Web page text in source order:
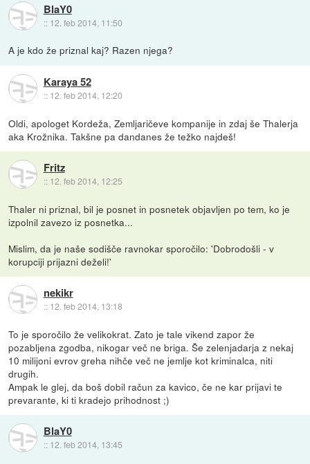
BlaY0
:: 12. feb 2014, 11:50
A je kdo že priznal kaj? Razen njega?
Karaya 52
:: 12. feb 2014, 12:20
Oldi, apologet Kordeža, Zemljaričeve kompanije in zdaj še Thalerja
aka Krožnika. Takšne pa dandanes že težko najdeš!
Fritz
:: 12. feb 2014, 12:25
Thaler ni priznal, bil je posnet in posnetek objavljen po tem, ko je
izpolnil zavezo iz posnetka...
Mislim, da je naše sodišče ravnokar sporočilo: 'Dobrodošli - v
korupciji prijazni deželi!'
nekikr
:: 12. feb 2014, 13:18
To je sporočilo že velikokrat. Zato je tale vikend zapor že
pozabljena zgodba, nikogar več ne briga. Še zelenjadarja z nekaj
10 milijoni evrov greha nihče več ne jemlje kot kriminalca, niti
drugih.
Ampak le glej, da boš dobil račun za kavico, če ne kar prijavi te
prevarante, ki ti kradejo prihodnost ;)
BlaY0
:: 12. feb 2014, 13:45